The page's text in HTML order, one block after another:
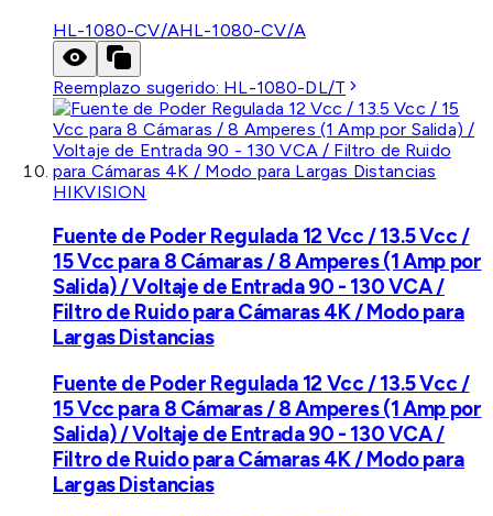
HL-1080-CV/AHL-1080-CV/A
Reemplazo sugerido: HL-1080-DL/T
HIKVISION
Fuente de Poder Regulada 12 Vcc / 13.5 Vcc /
15 Vcc para 8 Cámaras / 8 Amperes (1 Amp por
Salida) / Voltaje de Entrada 90 - 130 VCA /
Filtro de Ruido para Cámaras 4K / Modo para
Largas Distancias
Fuente de Poder Regulada 12 Vcc / 13.5 Vcc /
15 Vcc para 8 Cámaras / 8 Amperes (1 Amp por
Salida) / Voltaje de Entrada 90 - 130 VCA /
Filtro de Ruido para Cámaras 4K / Modo para
Largas Distancias